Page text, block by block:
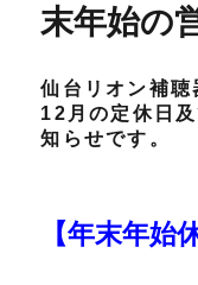
末年始の
仙台リオン補聴
12月の定休日
知らせです。
【年末年始